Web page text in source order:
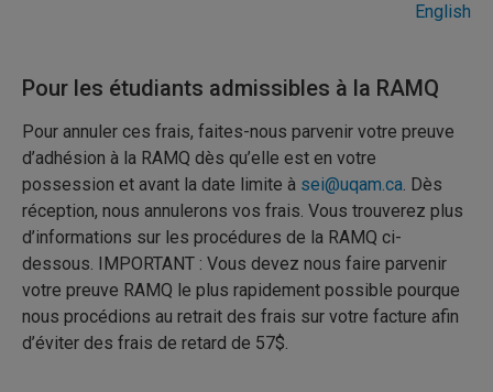
English
Pour les étudiants admissibles à la RAMQ
Pour annuler ces frais, faites-nous parvenir votre preuve
d’adhésion à la RAMQ dès qu’elle est en votre
possession et avant la date limite à sei@uqam.ca. Dès
réception, nous annulerons vos frais. Vous trouverez plus
d’informations sur les procédures de la RAMQ ci-
dessous. IMPORTANT : Vous devez nous faire parvenir
votre preuve RAMQ le plus rapidement possible pourque
nous procédions au retrait des frais sur votre facture afin
d’éviter des frais de retard de 57$.